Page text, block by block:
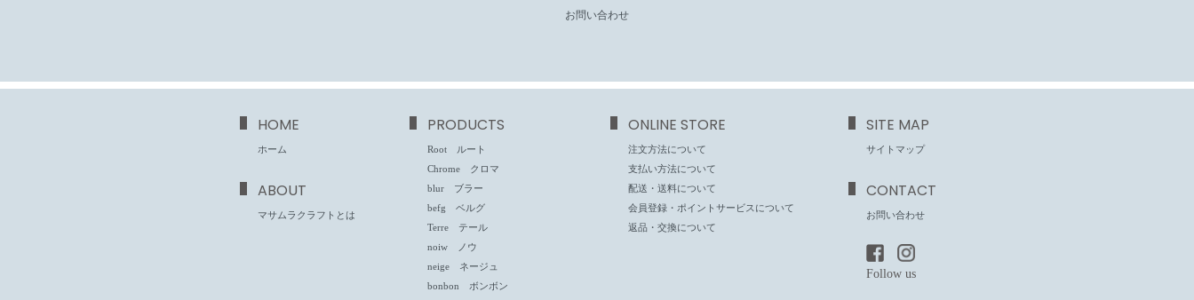
お問い合わせ
HOME
ホーム
ABOUT
マサムラクラフトとは
PRODUCTS
Root ルート
Chrome クロマ
blur ブラー
befg ベルグ
Terre テール
noiw ノウ
neige ネージュ
bonbon ボンボン
ONLINE STORE
注文方法について
支払い方法について
配送・送料について
会員登録・ポイントサービスについて
返品・交換について
SITE MAP
サイトマップ
CONTACT
お問い合わせ
Follow us